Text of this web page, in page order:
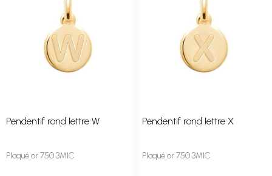
Pendentif rond lettre W
Plaqué or 750 3MIC
Pendentif rond lettre X
Plaqué or 750 3MIC